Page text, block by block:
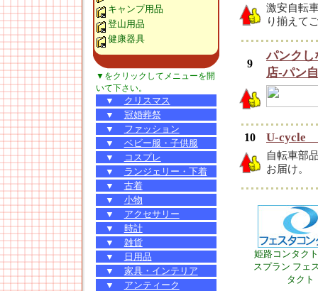
キャンプ用品
登山用品
健康器具
▼をクリックしてメニューを開
いて下さい。
▼
クリスマス
▼
冠婚葬祭
▼
ファッション
▼
ベビー服・子供服
▼
コスプレ
▼
ランジェリー・下着
▼
古着
▼
小物
▼
アクセサリー
▼
時計
▼
雑貨
▼
日用品
▼
家具・インテリア
▼
アンティーク
激安自転
り揃えて
9
パンクし
店-パン
10 U-cycle
自転車部
お届け。
姫路コンタク
スプラン フェ
タクト